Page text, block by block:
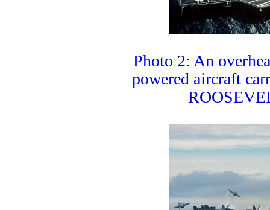
Photo 2: An
powered aircraft